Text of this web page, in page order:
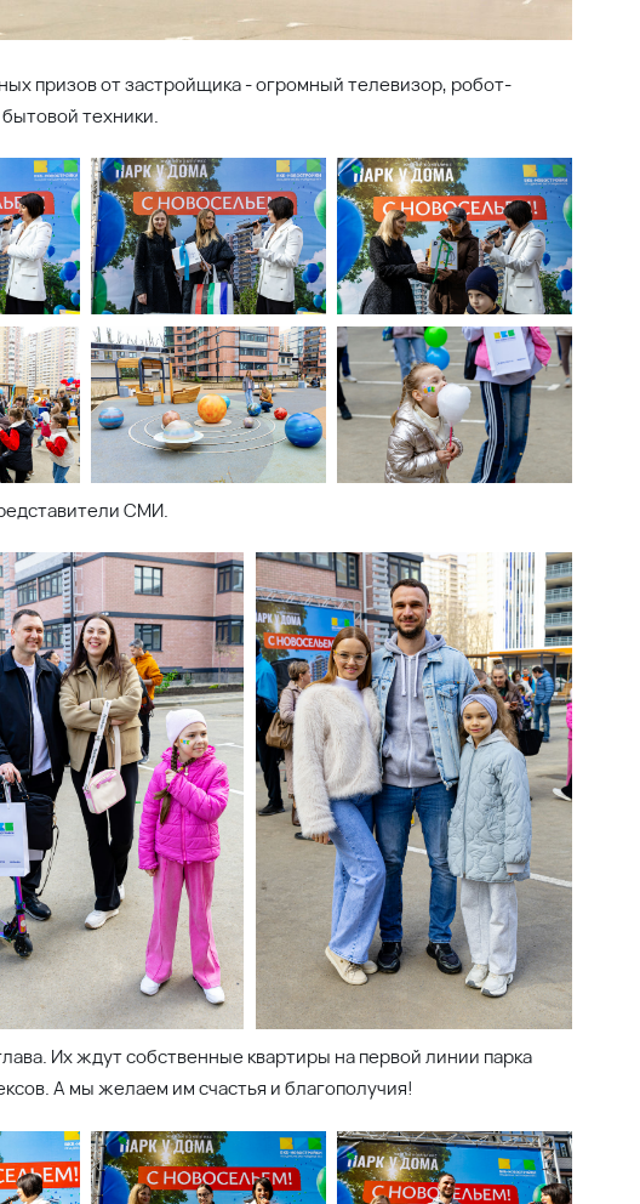
Лучшие цифровые
продукты для недвижимости